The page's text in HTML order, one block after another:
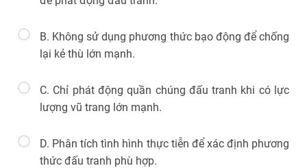
B. Không sử dụng phương thức bạo động để chống
lại kẻ thù lớn mạnh.
C. Chỉ phát động quần chúng đấu tranh khi có lực
lượng vũ trang lớn mạnh.
D. Phân tích tình hình thực tiễn để xác định phương
thức đấu tranh phù hợp.